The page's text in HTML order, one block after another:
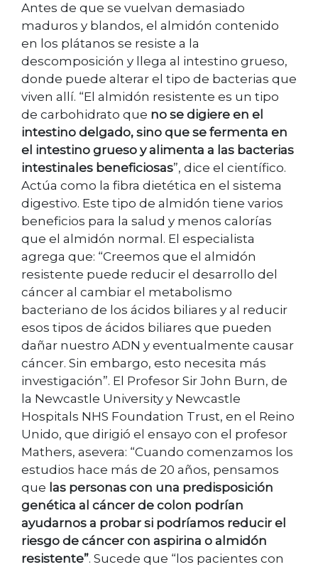
Antes de que se vuelvan demasiado
maduros y blandos, el almidón contenido
en los plátanos se resiste a la
descomposición y llega al intestino grueso,
donde puede alterar el tipo de bacterias que
viven allí. “El almidón resistente es un tipo
de carbohidrato que no se digiere en el
intestino delgado, sino que se fermenta en
el intestino grueso y alimenta a las bacterias
intestinales beneficiosas”, dice el científico.
Actúa como la fibra dietética en el sistema
digestivo. Este tipo de almidón tiene varios
beneficios para la salud y menos calorías
que el almidón normal. El especialista
agrega que: “Creemos que el almidón
resistente puede reducir el desarrollo del
cáncer al cambiar el metabolismo
bacteriano de los ácidos biliares y al reducir
esos tipos de ácidos biliares que pueden
dañar nuestro ADN y eventualmente causar
cáncer. Sin embargo, esto necesita más
investigación”. El Profesor Sir John Burn, de
la Newcastle University y Newcastle
Hospitals NHS Foundation Trust, en el Reino
Unido, que dirigió el ensayo con el profesor
Mathers, asevera: “Cuando comenzamos los
estudios hace más de 20 años, pensamos
que las personas con una predisposición
genética al cáncer de colon podrían
ayudarnos a probar si podríamos reducir el
riesgo de cáncer con aspirina o almidón
resistente”. Sucede que “los pacientes con